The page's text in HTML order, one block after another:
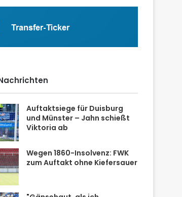
Auftaktsiege für Duisburg
und Münster – Jahn schießt
Viktoria ab
Wegen 1860-Insolvenz: FWK
zum Auftakt ohne Kiefersauer